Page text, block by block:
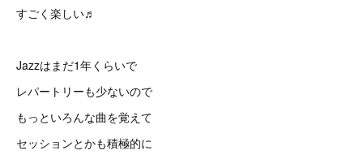
すごく楽しい♬
Jazzはまだ1年くらいで
レパートリーも少ないので
もっといろんな曲を覚えて
セッションとかも積極的に